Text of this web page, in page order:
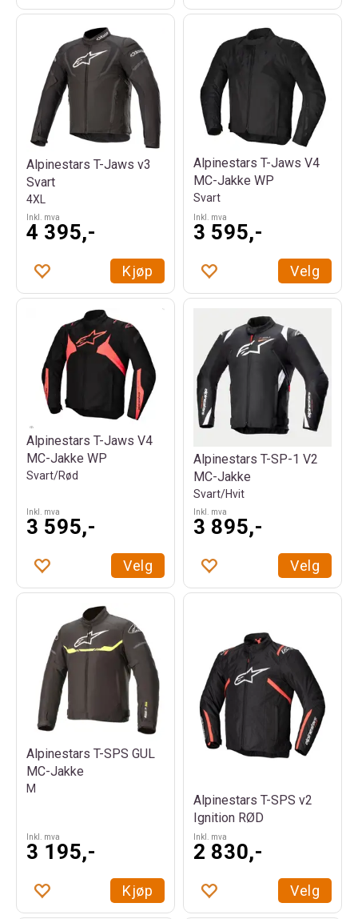
Alpinestars T-Jaws v3
Svart
4XL
Inkl. mva
4 395,-
Kjøp
Alpinestars T-Jaws V4
MC-Jakke WP
Svart
Inkl. mva
3 595,-
Velg
Alpinestars T-Jaws V4
MC-Jakke WP
Svart/Rød
Inkl. mva
3 595,-
Velg
Alpinestars T-SP-1 V2
MC-Jakke
Svart/Hvit
Inkl. mva
3 895,-
Velg
Alpinestars T-SPS GUL
MC-Jakke
M
Inkl. mva
3 195,-
Kjøp
Alpinestars T-SPS v2
Ignition RØD
Inkl. mva
2 830,-
Velg